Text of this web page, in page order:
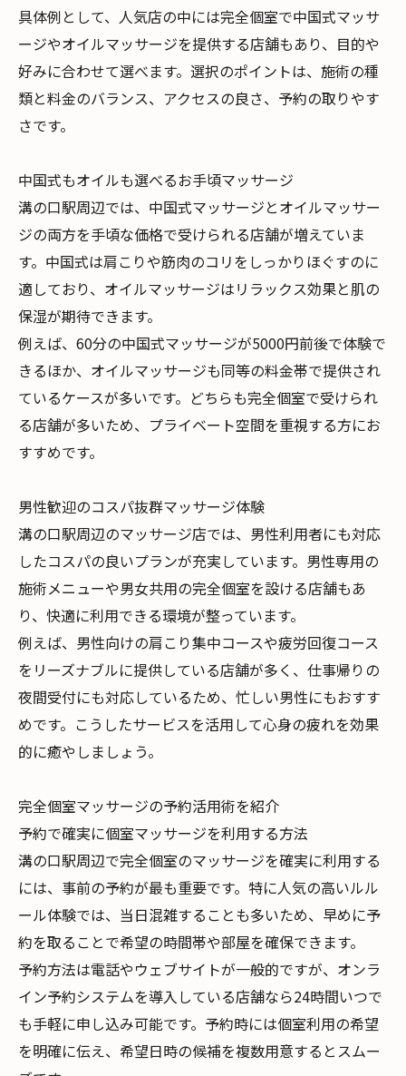
具体例として、人気店の中には完全個室で中国式マッサ
ージやオイルマッサージを提供する店舗もあり、目的や
好みに合わせて選べます。選択のポイントは、施術の種
類と料金のバランス、アクセスの良さ、予約の取りやす
さです。
中国式もオイルも選べるお手頃マッサージ
溝の口駅周辺では、中国式マッサージとオイルマッサー
ジの両方を手頃な価格で受けられる店舗が増えていま
す。中国式は肩こりや筋肉のコリをしっかりほぐすのに
適しており、オイルマッサージはリラックス効果と肌の
保湿が期待できます。
例えば、60分の中国式マッサージが5000円前後で体験で
きるほか、オイルマッサージも同等の料金帯で提供され
ているケースが多いです。どちらも完全個室で受けられ
る店舗が多いため、プライベート空間を重視する方にお
すすめです。
男性歓迎のコスパ抜群マッサージ体験
溝の口駅周辺のマッサージ店では、男性利用者にも対応
したコスパの良いプランが充実しています。男性専用の
施術メニューや男女共用の完全個室を設ける店舗もあ
り、快適に利用できる環境が整っています。
例えば、男性向けの肩こり集中コースや疲労回復コース
をリーズナブルに提供している店舗が多く、仕事帰りの
夜間受付にも対応しているため、忙しい男性にもおすす
めです。こうしたサービスを活用して心身の疲れを効果
的に癒やしましょう。
完全個室マッサージの予約活用術を紹介
予約で確実に個室マッサージを利用する方法
溝の口駅周辺で完全個室のマッサージを確実に利用する
には、事前の予約が最も重要です。特に人気の高いルル
ール体験では、当日混雑することも多いため、早めに予
約を取ることで希望の時間帯や部屋を確保できます。
予約方法は電話やウェブサイトが一般的ですが、オンラ
イン予約システムを導入している店舗なら24時間いつで
も手軽に申し込み可能です。予約時には個室利用の希望
を明確に伝え、希望日時の候補を複数用意するとスムー